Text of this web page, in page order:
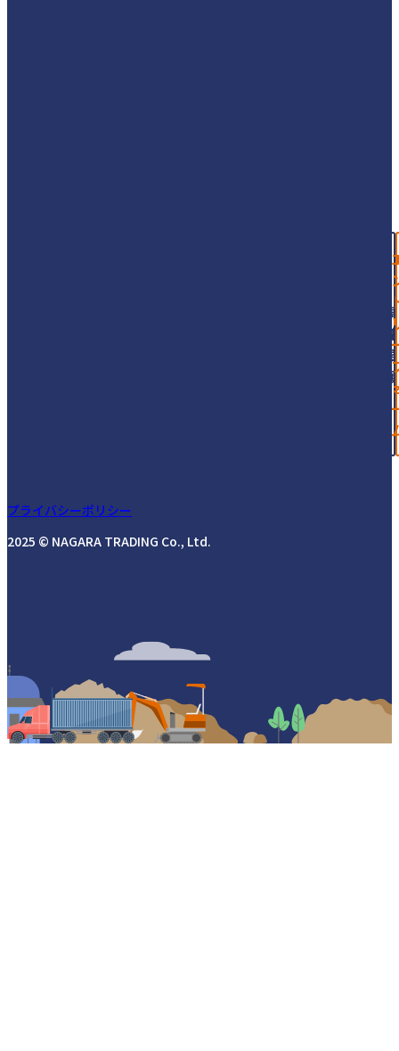
募
集
要
項
プライバシーポリシー
2025 © NAGARA TRADING Co., Ltd.